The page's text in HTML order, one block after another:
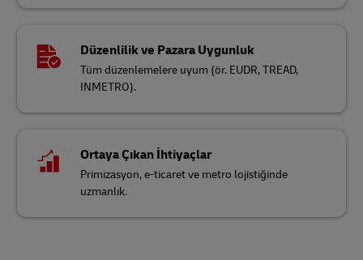
Düzenlilik ve Pazara Uygunluk
Tüm düzenlemelere uyum (ör. EUDR, TREAD,
INMETRO).
Ortaya Çıkan İhtiyaçlar
Primizasyon, e-ticaret ve metro lojistiğinde
uzmanlık.